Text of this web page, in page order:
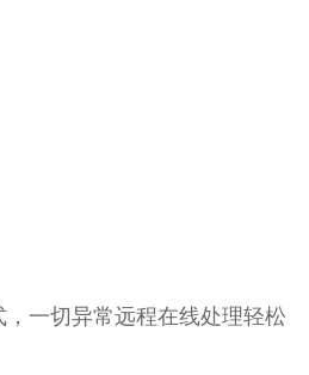
一切异常远程在线处理轻松